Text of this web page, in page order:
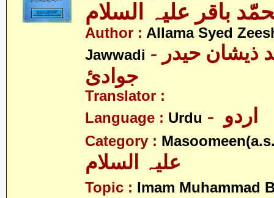
باقر علیہ السلام
Author : Allama Syed
Jawwadi - علامہ سیّد ذیشان حیدر
جوادئ
Translator :
Language : Urdu
Category :
Topic : Imam Muhammad